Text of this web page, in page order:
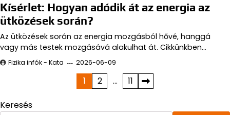
Kísérlet: Hogyan adódik át az energia az
ütközések során?
Az ütközések során az energia mozgásból hővé, hanggá
vagy más testek mozgásává alakulhat át. Cikkünkben…
Fizika infók - Kata 2026-06-09
lapozása
1 2 … 11
Keresés